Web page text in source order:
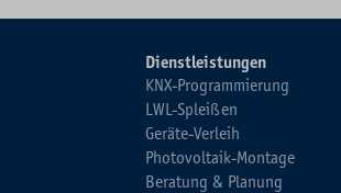
Dienstleistungen
KNX-Programmierung
LWL-Spleißen
Geräte-Verleih
Photovoltaik-Montage
Beratung & Planung